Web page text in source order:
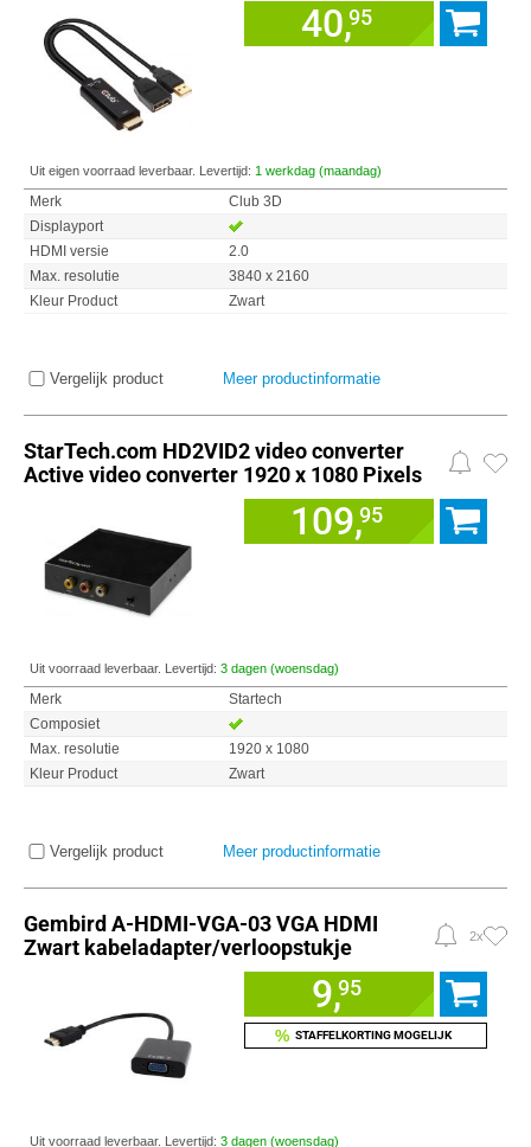
40,95
Uit eigen voorraad leverbaar. Levertijd: 1 werkdag (maandag)
Merk
Club 3D
Displayport
HDMI versie
2.0
Max. resolutie
3840 x 2160
Kleur Product
Zwart
Vergelijk product Meer productinformatie
StarTech.com HD2VID2 video converter
Active video converter 1920 x 1080 Pixels
109,95
Uit voorraad leverbaar. Levertijd: 3 dagen (woensdag)
Merk
Startech
Composiet
Max. resolutie
1920 x 1080
Kleur Product
Zwart
Vergelijk product Meer productinformatie
Gembird A-HDMI-VGA-03 VGA HDMI
Zwart kabeladapter/verloopstukje
2x
9,95
% STAFFELKORTING MOGELIJK
Uit voorraad leverbaar. Levertijd: 3 dagen (woensdag)